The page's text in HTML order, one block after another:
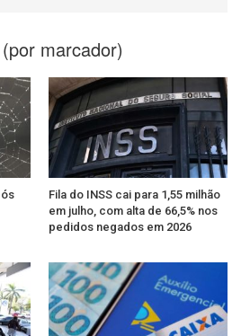
marcador)
Fila do INSS cai para 1,55 milhão
em julho, com alta de 66,5% nos
pedidos negados em 2026